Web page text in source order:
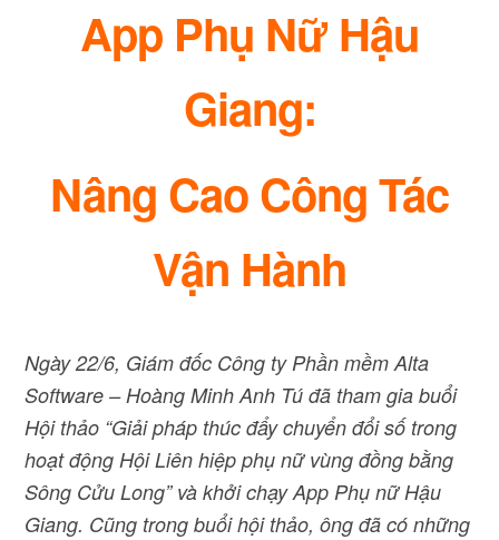
App Phụ Nữ Hậu
Giang:
Nâng Cao Công Tác
Vận Hành
Ngày 22/6, Giám đốc Công ty Phần mềm Alta
Software – Hoàng Minh Anh Tú đã tham gia buổi
Hội thảo “Giải pháp thúc đẩy chuyển đổi số trong
hoạt động Hội Liên hiệp phụ nữ vùng đồng bằng
Sông Cửu Long” và khởi chạy App Phụ nữ Hậu
Giang. Cũng trong buổi hội thảo, ông đã có những